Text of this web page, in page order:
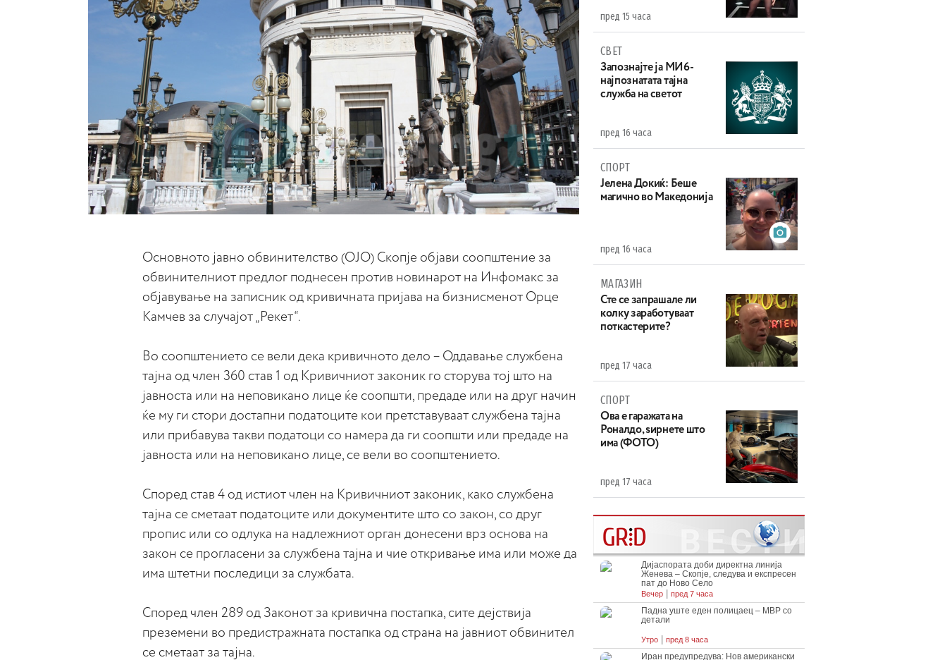
Основното јавно обвинителство (ОЈО) Скопје објави соопштение за
обвинителниот предлог поднесен против новинарот на Инфомакс за
објавување на записник од кривичната пријава на бизнисменот Орце
Камчев за случајот „Рекет“.
Во соопштението се вели дека кривичното дело – Оддавање службена
тајна од член 360 став 1 од Кривичниот законик го сторува тој што на
јавноста или на неповикано лице ќе соопшти, предаде или на друг начин
ќе му ги стори достапни податоците кои претставуваат службена тајна
или прибавува такви податоци со намера да ги соопшти или предаде на
јавноста или на неповикано лице, се вели во соопштението.
Според став 4 од истиот член на Кривичниот законик, како службена
тајна се сметаат податоците или документите што со закон, со друг
пропис или со одлука на надлежниот орган донесени врз основа на
закон се прогласени за службена тајна и чие откривање има или може да
има штетни последици за службата.
Според член 289 од Законот за кривична постапка, сите дејствија
преземени во предистражната постапка од страна на јавниот обвинител
се сметаат за тајна.
пред 15 часа
СВЕТ
Запознајте ја МИ6-
најпознатата тајна
служба на светот
пред 16 часа
СПОРТ
Јелена Докиќ: Беше
магично во Македонија
пред 16 часа
МАГАЗИН
Сте се запрашале ли
колку заработуваат
поткастерите?
пред 17 часа
СПОРТ
Ова е гаражата на
Роналдо, ѕирнете што
има (ФОТО)
пред 17 часа